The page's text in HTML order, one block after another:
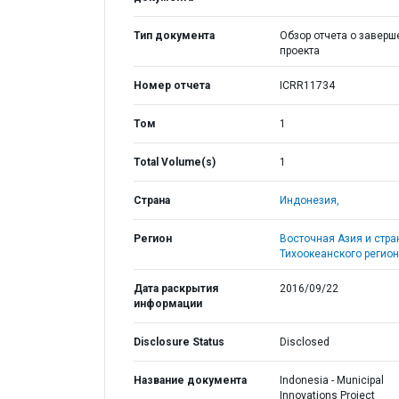
Тип документа
Обзор отчета о
проекта
Номер отчета ICRR11734
Том 1
Total Volume(s) 1
Страна Индонезия,
Регион
Восточная Азия и
Тихоокеанского
Дата раскрытия
информации
2016/09/22
Disclosure Status Disclosed
Название документа
Indonesia - Municipal
Innovations Project